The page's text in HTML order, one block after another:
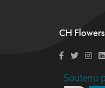
CH Flowers